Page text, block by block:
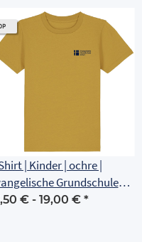
| Kinder | ochre |
Grundschule
€ - 19,00 € *